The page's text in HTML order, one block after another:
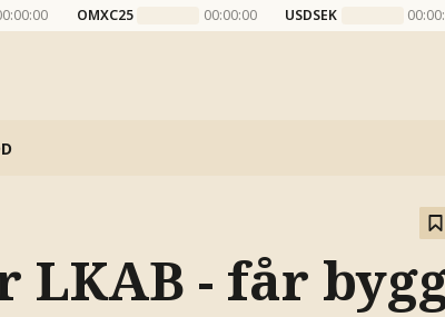
OMXC25 00:00:00 USDSEK
- får